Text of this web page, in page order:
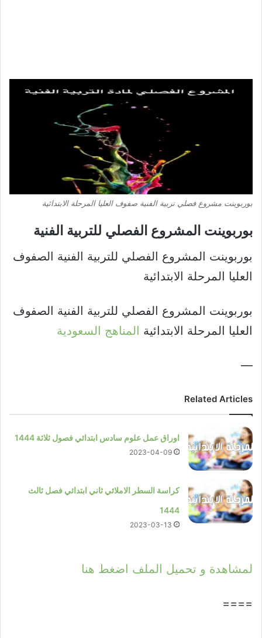
بوربوينت مشروع فصلي تربية الفنية صفوف العليا المرحلة الابتدائية
بوربوينت المشروع الفصلي للتربية الفنية​
بوربوينت المشروع الفصلي للتربية الفنية الصفوف
العليا المرحلة الابتدائية
بوربوينت المشروع الفصلي للتربية الفنية الصفوف
العليا المرحلة الابتدائية المناهج السعودية
—
Related Articles
اوراق عمل علوم سادس ابتدائي فصول ثلاثة 1444
2023-04-09
كراسة السطر الاملائي ثاني ابتدائي فصل ثالث
1444
2023-03-13
لمشاهدة و تحميل الملف اضغط هنا
====